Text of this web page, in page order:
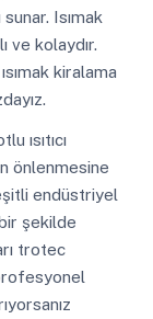
Isımak
ve kolaydır.
kiralama
ısıtıcı
önlenmesine
endüstriyel
şekilde
trotec